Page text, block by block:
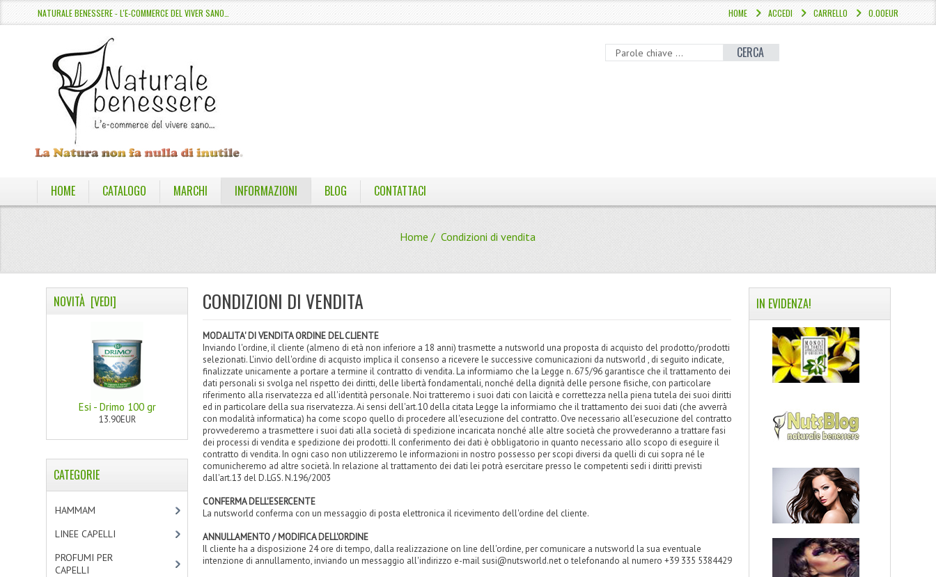
NATURALE BENESSERE - L'E-COMMERCE DEL VIVER SANO… 0.00EUR
CARRELLO
ACCEDI
HOME
CERCA
HOME CATALOGO MARCHI INFORMAZIONI BLOG CONTATTACI
Home / Condizioni di vendita
CONDIZIONI DI VENDITA
MODALITA' DI VENDITA ORDINE DEL CLIENTE
Inviando l'ordine, il cliente (almeno di età non inferiore a 18 anni) trasmette a nutsworld una proposta di acquisto del prodotto/prodotti
selezionati. L'invio dell'ordine di acquisto implica il consenso a ricevere le successive comunicazioni da nutsworld , di seguito indicate,
finalizzate unicamente a portare a termine il contratto di vendita. La informiamo che la Legge n. 675/96 garantisce che il trattamento dei
dati personali si svolga nel rispetto dei diritti, delle libertà fondamentali, nonché della dignità delle persone fisiche, con particolare
riferimento alla riservatezza ed all'identità personale. Noi tratteremo i suoi dati con laicità e correttezza nella piena tutela dei suoi diritti
ed in particolare della sua riservatezza. Ai sensi dell'art.10 della citata Legge la informiamo che il trattamento dei suoi dati (che avverrà
con modalità informatica) ha come scopo quello di procedere all'esecuzione del contratto. Ove necessario all'esecuzione del contratto
provvederemo a trasmettere i suoi dati alla società di spedizione incaricata nonché alle altre società che provvederanno a trattare fasi
dei processi di vendita e spedizione dei prodotti. Il conferimento dei dati è obbligatorio in quanto necessario allo scopo di eseguire il
contratto di vendita. In ogni caso non utilizzeremo le informazioni in nostro possesso per scopi diversi da quelli di cui sopra né le
comunicheremo ad altre società. In relazione al trattamento dei dati lei potrà esercitare presso le competenti sedi i diritti previsti
dall'art.13 del D.LGS. N.196/2003
CONFERMA DELL'ESERCENTE
La nutsworld conferma con un messaggio di posta elettronica il ricevimento dell'ordine del cliente.
ANNULLAMENTO / MODIFICA DELL'ORDINE
Il cliente ha a disposizione 24 ore di tempo, dalla realizzazione on line dell'ordine, per comunicare a nutsworld la sua eventuale
intenzione di annullamento, inviando un messaggio all'indirizzo e-mail susi@nutsworld.net o telefonando al numero +39 335 5384429
NOVITÀ [VEDI]
Esi - Drimo 100 gr
13.90EUR
CATEGORIE
HAMMAM
LINEE CAPELLI
PROFUMI PER
CAPELLI
IN EVIDENZA!